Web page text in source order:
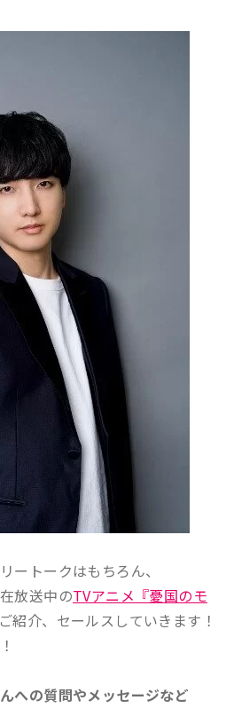
ートークはもちろん、
放送中のTVアニメ『憂国のモ
紹介、セールスしていきます！
への質問やメッセージなど